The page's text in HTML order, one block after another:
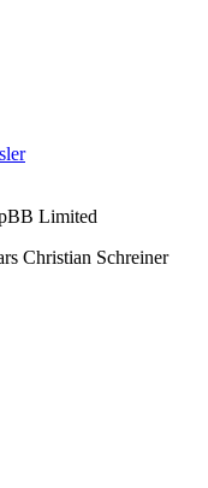
Limited
Christian Schreiner